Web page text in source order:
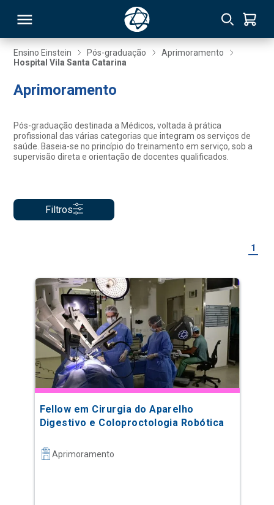
Ensino Einstein Pós-graduação
Aprimoramento
Hospital Vila Santa Catarina
Aprimoramento
Pós-graduação destinada a Médicos, voltada à prática
profissional das várias categorias que integram os serviços de
saúde. Baseia-se no princípio do treinamento em serviço, sob a
supervisão direta e orientação de docentes qualificados.
Filtros
1
Fellow em Cirurgia do Aparelho
Digestivo e Coloproctologia Robótica
Aprimoramento